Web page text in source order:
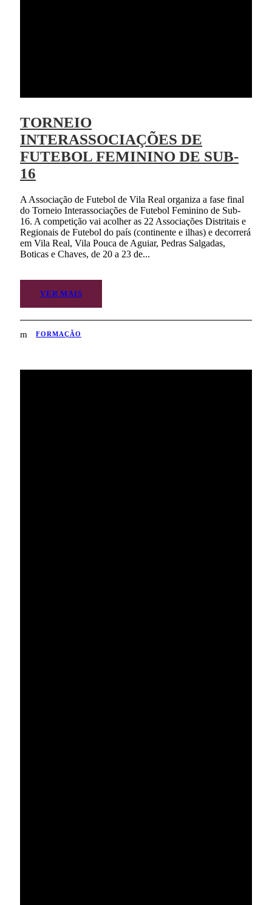
TORNEIO
INTERASSOCIAÇÕES DE
FUTEBOL FEMININO DE SUB-
16
A Associação de Futebol de Vila Real organiza a fase final
do Torneio Interassociações de Futebol Feminino de Sub-
16. A competição vai acolher as 22 Associações Distritais e
Regionais de Futebol do país (continente e ilhas) e decorrerá
em Vila Real, Vila Pouca de Aguiar, Pedras Salgadas,
Boticas e Chaves, de 20 a 23 de...
VER MAIS
FORMAÇÃO